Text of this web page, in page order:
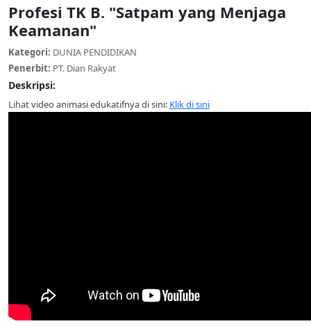
Profesi TK B. "Satpam yang Menjaga
Keamanan"
Kategori: DUNIA PENDIDIKAN
Penerbit: PT. Dian Rakyat
Deskripsi:
Lihat video animasi edukatifnya di sini: Klik di sini